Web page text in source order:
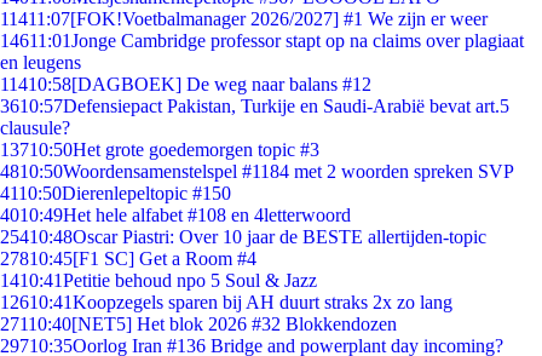
11411:07[FOK!Voetbalmanager 2026/2027] #1 We zijn er weer
14611:01Jonge Cambridge professor stapt op na claims over plagiaat
en leugens
11410:58[DAGBOEK] De weg naar balans #12
3610:57Defensiepact Pakistan, Turkije en Saudi-Arabië bevat art.5
clausule?
13710:50Het grote goedemorgen topic #3
4810:50Woordensamenstelspel #1184 met 2 woorden spreken SVP
4110:50Dierenlepeltopic #150
4010:49Het hele alfabet #108 en 4letterwoord
25410:48Oscar Piastri: Over 10 jaar de BESTE allertijden-topic
27810:45[F1 SC] Get a Room #4
1410:41Petitie behoud npo 5 Soul & Jazz
12610:41Koopzegels sparen bij AH duurt straks 2x zo lang
27110:40[NET5] Het blok 2026 #32 Blokkendozen
29710:35Oorlog Iran #136 Bridge and powerplant day incoming?